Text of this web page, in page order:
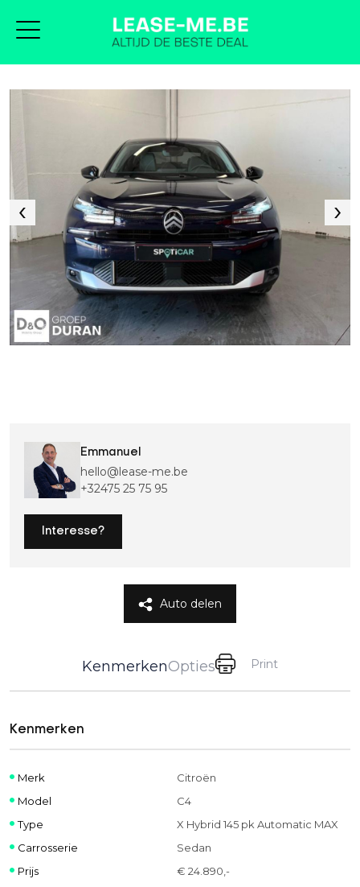
Emmanuel
hello@lease-me.be
+32475 25 75 95
Interesse?
Auto delen
KenmerkenOpties Print
Kenmerken
Merk
Citroën
Model
C4
Type
X Hybrid 145 pk Automatic MAX
Carrosserie
Sedan
Prijs
€ 24.890,-